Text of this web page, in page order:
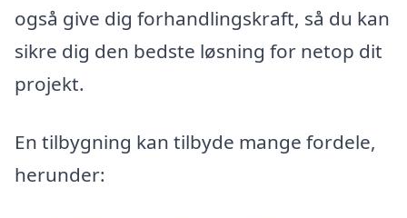
også give dig forhandlingskraft, så du kan
sikre dig den bedste løsning for netop dit
projekt.
En tilbygning kan tilbyde mange fordele,
herunder: